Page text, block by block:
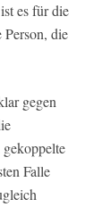
es für die
die
gegen
Falle